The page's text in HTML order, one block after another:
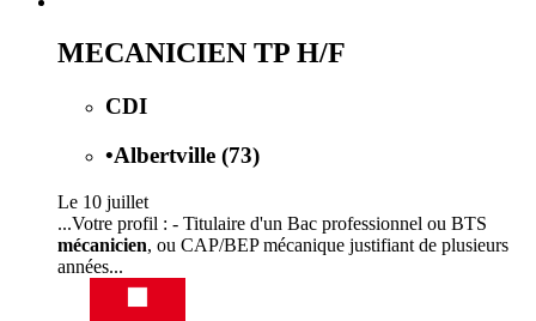
MECANICIEN TP H/F
CDI
•Albertville (73)
Le 10 juillet
...Votre profil : - Titulaire d'un Bac professionnel ou BTS
mécanicien, ou CAP/BEP mécanique justifiant de plusieurs
années...